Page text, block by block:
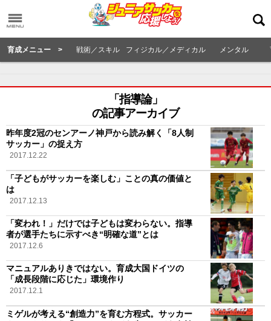
育成メニュー > 戦術／スキル フィジカル／メディカル メンタル
「指導論」
の記事アーカイブ
昨年度2冠のセンアーノ神戸から読み解く「8人制
サッカー」の捉え方
2017.12.22
「子どもがサッカーを楽しむ」ことの真の価値と
は
2017.12.13
「変われ！」だけでは子どもは変わらない。指導
者が選手たちに示すべき“明確な道”とは
2017.12.6
マニュアルありきではない。育成大国ドイツの
「成長段階に応じた」環境作り
2017.12.1
ミゲルが考える“創造力”を育む方程式。サッカー